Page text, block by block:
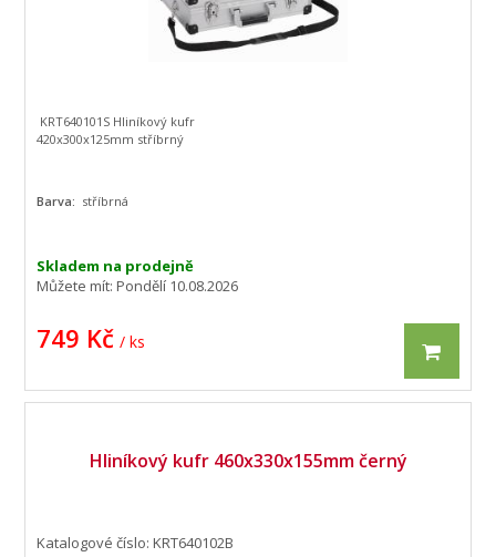
Skladem na prodejně
Můžete mít:Pondělí 10.08.2026
749 Kč / ks
KRT640101S Hliníkový kufr
420x300x125mm stříbrný
Barva: stříbrná
Hliníkový kufr 460x330x155mm černý
Katalogové číslo: KRT640102B